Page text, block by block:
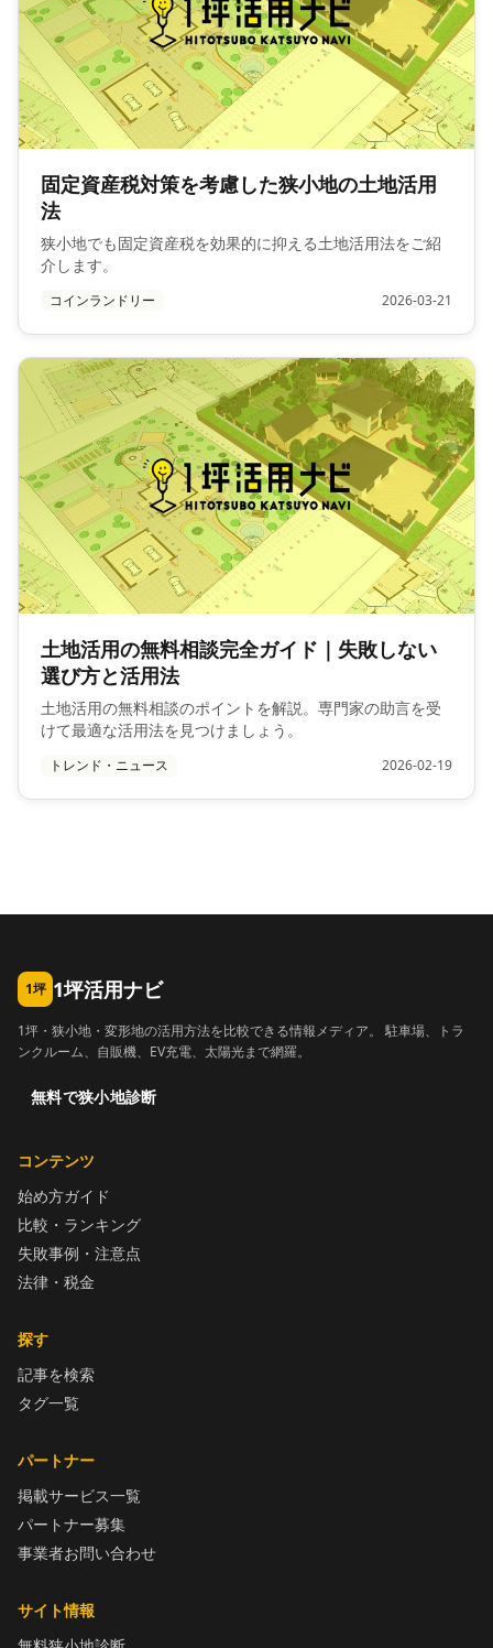
固定資産税対策を考慮した狭小地の土地活用
法
狭小地でも固定資産税を効果的に抑える土地活用法をご紹
介します。
コインランドリー 2026-03-21
土地活用の無料相談完全ガイド｜失敗しない
選び方と活用法
土地活用の無料相談のポイントを解説。専門家の助言を受
けて最適な活用法を見つけましょう。
トレンド・ニュース 2026-02-19
1坪 1坪活用ナビ
1坪・狭小地・変形地の活用方法を比較できる情報メディア。 駐車場、トラ
ンクルーム、自販機、EV充電、太陽光まで網羅。
無料で狭小地診断
コンテンツ
始め方ガイド
比較・ランキング
失敗事例・注意点
法律・税金
探す
記事を検索
タグ一覧
パートナー
掲載サービス一覧
パートナー募集
事業者お問い合わせ
サイト情報